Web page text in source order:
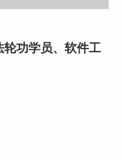
功学员、软件工